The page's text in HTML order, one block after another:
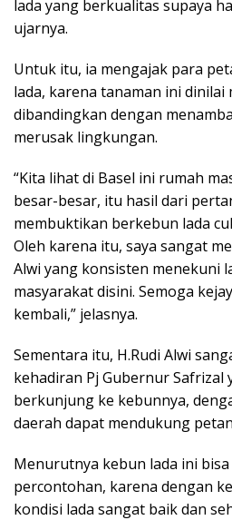
lada yang berkualitas supaya
ujarnya.
Untuk itu, ia mengajak para
lada, karena tanaman ini dinilai
dibandingkan dengan
merusak lingkungan.
“Kita lihat di Basel ini rumah
besar-besar, itu hasil dari
membuktikan berkebun lada
Oleh karena itu, saya sangat
Alwi yang konsisten menekuni
masyarakat disini. Semoga
kembali,” jelasnya.
Sementara itu, H.Rudi Alwi
kehadiran Pj Gubernur Safrizal
berkunjung ke kebunnya,
daerah dapat mendukung
Menurutnya kebun lada ini
percontohan, karena dengan
kondisi lada sangat baik dan